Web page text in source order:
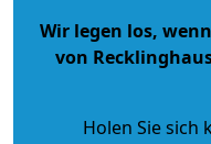
Wir legen los,
von
Holen Sie sich